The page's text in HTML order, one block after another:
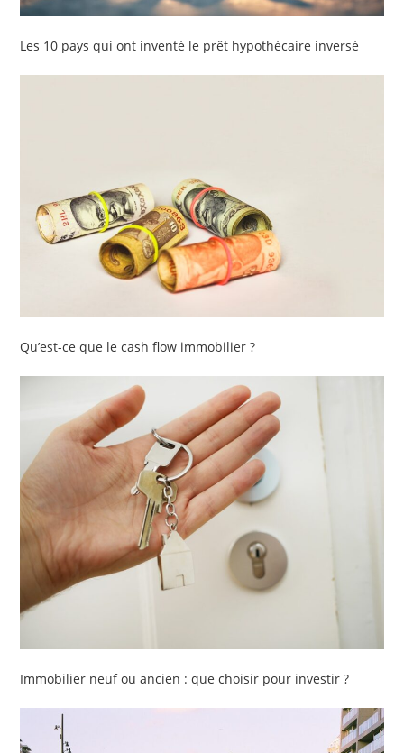
Les 10 pays qui ont inventé le prêt hypothécaire inversé
Qu’est-ce que le cash flow immobilier ?
Immobilier neuf ou ancien : que choisir pour investir ?